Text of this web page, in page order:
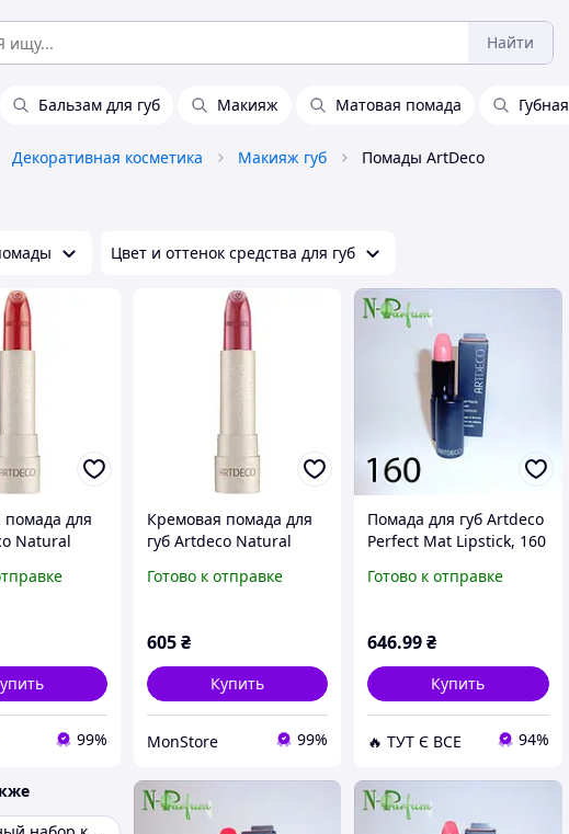
Найти
Бальзам для губ Макияж Матовая помада
Декоративная косметика Макияж губ Помады ArtDeco
Цвет и оттенок средства для губ
для
Natural
99%
Кремовая помада для
губ Artdeco Natural
Mulberry
Готово к отправке
605₴
Купить
MonStore 99%
Помада для губ Artdeco
Perfect Mat Lipstick, 160
Готово к отправке
646.99₴
Купить
🔥 ТУТ Є ВСЕ 94%